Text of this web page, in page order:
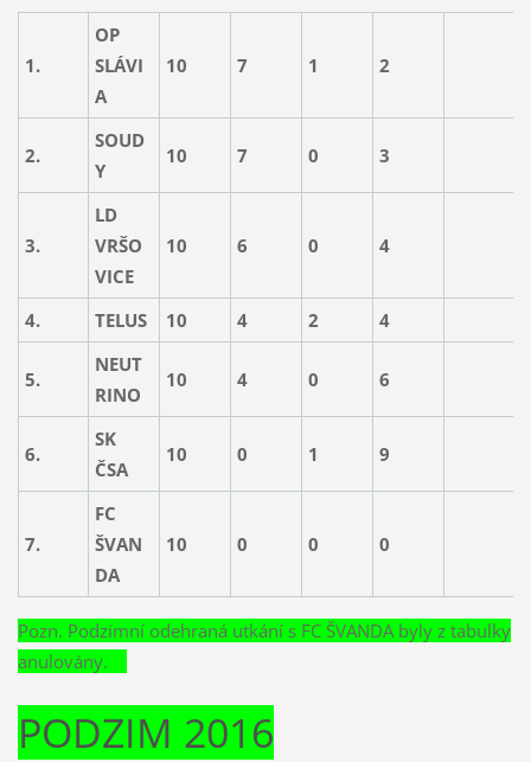
1.
OP
SLÁVI
A
10 7 1 2
2.
SOUD
Y
10 7 0 3
3.
LD
VRŠO
VICE
10 6 0 4
4. TELUS 10 4 2 4
5.
NEUT
RINO
10 4 0 6
6.
SK
ČSA
10 0 1 9
7.
FC
ŠVAN
DA
10 0 0 0
Pozn. Podzimní odehraná utkání s FC ŠVANDA byly z tabulky
anulovány.
PODZIM 2016